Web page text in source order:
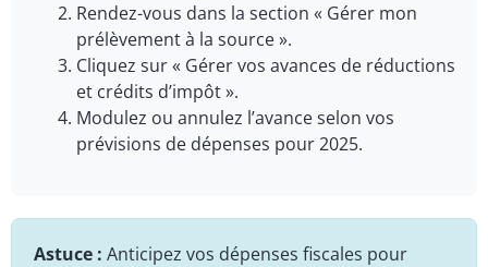
Rendez-vous dans la section « Gérer mon
prélèvement à la source ».
Cliquez sur « Gérer vos avances de réductions
et crédits d’impôt ».
Modulez ou annulez l’avance selon vos
prévisions de dépenses pour 2025.
Astuce : Anticipez vos dépenses fiscales pour